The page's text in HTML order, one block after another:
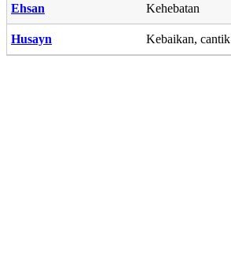
Ehsan Kehebatan
Husayn Kebaikan, cantik